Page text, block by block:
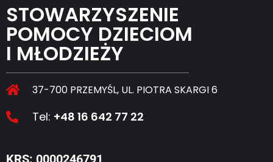
STOWARZYSZENIE
POMOCY DZIECIOM
I MŁODZIEŻY
37-700 PRZEMYŚL, UL. PIOTRA SKARGI 6
Tel: +48 16 642 77 22